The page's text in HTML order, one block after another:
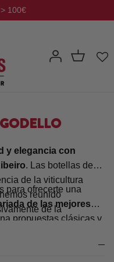
100€
y elegancia con
. Las botellas de
de la viticultura
reunido
de la
, donde la variedad
para alcanzar su
para ofrecerte una
de las mejores
propuestas clásicas y
terroir y el saber